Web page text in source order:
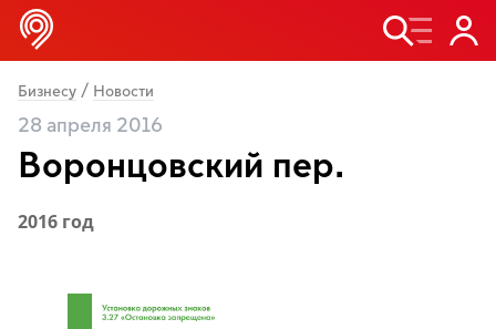
Бизнесу / Новости
28 апреля 2016
Воронцовский пер.
2016 год